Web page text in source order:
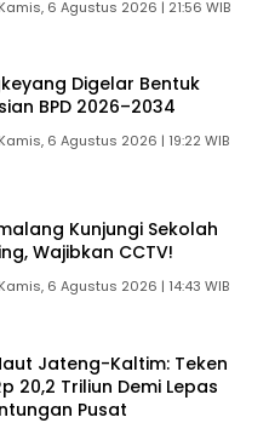
Kamis, 6 Agustus 2026 | 21:56 WIB
Digelar Bentuk
BPD 2026–2034
Kamis, 6 Agustus 2026 | 19:22 WIB
Kunjungi Sekolah
Wajibkan CCTV!
Kamis, 6 Agustus 2026 | 14:43 WIB
Jateng-Kaltim: Teken
20,2 Triliun Demi Lepas
Pusat